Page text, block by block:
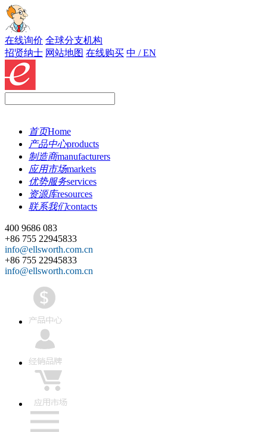
在线询价 全球分支机构
招贤纳士 网站地图 在线购买 中 / EN
首页Home
产品中心products
制造商manufacturers
应用市场markets
优势服务services
资源库resources
联系我们contacts
400 9686 083
+86 755 22945833
info@ellsworth.com.cn
+86 755 22945833
info@ellsworth.com.cn